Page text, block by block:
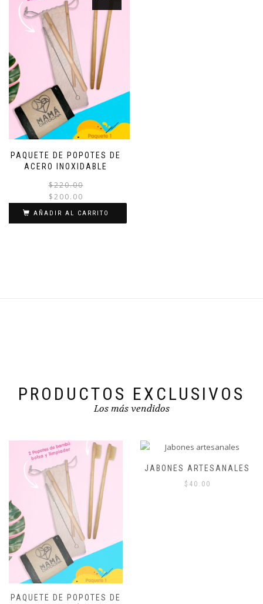
PAQUETE DE POPOTES DE
ACERO INOXIDABLE
$220.00
$200.00
AÑADIR AL CARRITO
PRODUCTOS EXCLUSIVOS
Los más vendidos
PAQUETE DE POPOTES DE
JABONES ARTESANALES
$ 40.00